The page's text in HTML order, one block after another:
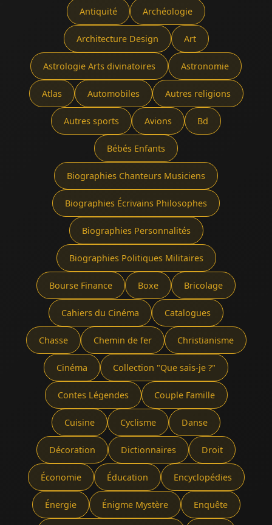
Antiquité Archéologie
Architecture Design Art
Astrologie Arts divinatoires Astronomie
Atlas Automobiles Autres religions
Autres sports Avions Bd
Bébés Enfants
Biographies Chanteurs Musiciens
Biographies Écrivains Philosophes
Biographies Personnalités
Biographies Politiques Militaires
Bourse Finance Boxe Bricolage
Cahiers du Cinéma Catalogues
Chasse Chemin de fer Christianisme
Cinéma Collection "Que sais-je ?"
Contes Légendes Couple Famille
Cuisine Cyclisme Danse
Décoration Dictionnaires Droit
Économie Éducation Encyclopédies
Énergie Énigme Mystère Enquête